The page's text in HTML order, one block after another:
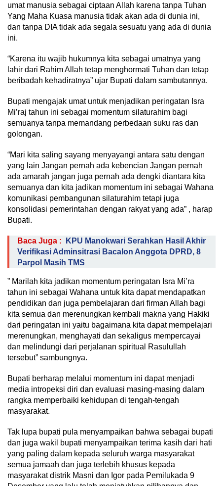
umat manusia sebagai ciptaan Allah karena tanpa Tuhan
Yang Maha Kuasa manusia tidak akan ada di dunia ini,
dan tanpa DIA tidak ada segala sesuatu yang ada di dunia
ini.
“Karena itu wajib hukumnya kita sebagai umatnya yang
lahir dari Rahim Allah tetap menghormati Tuhan dan tetap
beribadah kehadiratnya” ujar Bupati dalam sambutannya.
Bupati mengajak umat untuk menjadikan peringatan Isra
Mi’raj tahun ini sebagai momentum silaturahim bagi
semuanya tanpa memandang perbedaan suku ras dan
golongan.
“Mari kita saling sayang menyayangi antara satu dengan
yang lain Jangan pernah ada kebencian Jangan pernah
ada amarah jangan juga pernah ada dengki diantara kita
semuanya dan kita jadikan momentum ini sebagai Wahana
komunikasi pembangunan silaturahim tetapi juga
konsolidasi pemerintahan dengan rakyat yang ada” , harap
Bupati.
Baca Juga :
KPU Manokwari Serahkan Hasil Akhir
Verifikasi Adminsitrasi Bacalon Anggota DPRD, 8
Parpol Masih TMS
” Marilah kita jadikan momentum peringatan Isra Mi’ra
tahun ini sebagai Wahana untuk kita dapat mendapatkan
pendidikan dan juga pembelajaran dari firman Allah bagi
kita semua dan merenungkan kembali makna yang Hakiki
dari peringatan ini yaitu bagaimana kita dapat mempelajari
merenungkan, menghayati dan sekaligus mempercayai
dan melindungi dari perjalanan spiritual Rasulullah
tersebut” sambungnya.
Bupati berharap melalui momentum ini dapat menjadi
media intropeksi diri dan evaluasi masing-masing dalam
rangka memperbaiki kehidupan di tengah-tengah
masyarakat.
Tak lupa bupati pula menyampaikan bahwa sebagai bupati
dan juga wakil bupati menyampaikan terima kasih dari hati
yang paling dalam kepada seluruh warga masyarakat
semua jamaah dan juga terlebih khusus kepada
masyarakat distrik Masni dan Igor pada Pemilukada 9